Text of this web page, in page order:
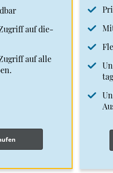
auf die-
auf alle